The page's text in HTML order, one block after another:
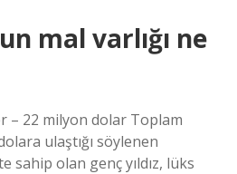
mal varlığı ne
– 22 milyon dolar Toplam
ulaştığı söylenen
sahip olan genç yıldız, lüks